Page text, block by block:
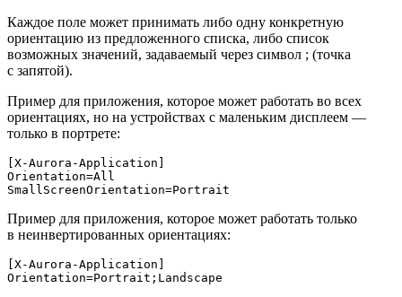
Каждое поле может принимать либо одну конкретную
ориентацию из предложенного списка, либо список
возможных значений, задаваемый через символ ; (точка
с запятой).
Пример для приложения, которое может работать во всех
ориентациях, но на устройствах с маленьким дисплеем —
только в портрете:
[X-Aurora-Application]
Orientation
SmallScreenOrientation
Пример для приложения, которое может работать только
в неинвертированных ориентациях:
[X-Aurora-Application]
Orientation